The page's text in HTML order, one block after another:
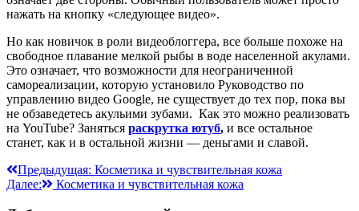
нажать на кнопку «следующее видео».
Но как новичок в роли видеоблоггера, все больше похоже на
свободное плавание мелкой рыбы в воде населенной акулами.
Это означает, что возможности для неограниченной
самореализации, которую установило Руководство по
управлению видео Google, не существует до тех пор, пока вы
не обзаведетесь акульими зубами. Как это можно реализовать
на YouTube? Заняться раскрутка ютуб, и все остальное
станет, как и в остальной жизни — деньгами и славой.
Навигация
по
Предыдущая: Косметика и чувствительная кожа
Далее:
Косметика и чувствительная кожа